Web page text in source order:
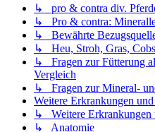
↳ pro & contra div.
↳ Pro & contra:
↳ Bewährte
↳ Heu, Stroh, Gras,
↳ Fragen zur Fütterung
Vergleich
↳ Fragen zur Mineral-
Weitere Erkrankungen
↳ Weitere Erkrankungen
↳ Anatomie